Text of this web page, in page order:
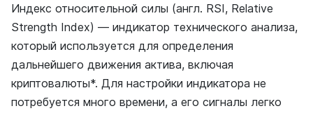
Индекс относительной силы (англ. RSI, Relative
Strength Index) — индикатор технического анализа,
который используется для определения
дальнейшего движения актива, включая
криптовалюты*. Для настройки индикатора не
потребуется много времени, а его сигналы легко